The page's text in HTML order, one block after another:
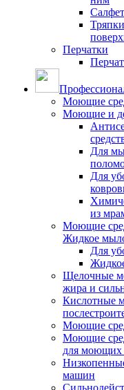
Перчатки
Моющие
Моющие и
Для
Для
из
Моющие
Жидкое
Для
Щелочные
жира и
Кислотные
Моющие
Моющие
для моющих
машин